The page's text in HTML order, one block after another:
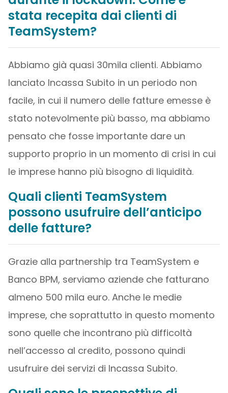
stata recepita dai clienti di
TeamSystem?
Abbiamo già quasi 30mila clienti. Abbiamo
lanciato Incassa Subito in un periodo non
facile, in cui il numero delle fatture emesse è
stato notevolmente più basso, ma abbiamo
pensato che fosse importante dare un
supporto proprio in un momento di crisi in cui
le imprese hanno più bisogno di liquidità.
Quali clienti TeamSystem
possono usufruire dell’anticipo
delle fatture?
Grazie alla partnership tra TeamSystem e
Banco BPM, serviamo aziende che fatturano
almeno 500 mila euro. Anche le medie
imprese, che soprattutto in questo momento
sono quelle che incontrano più difficoltà
nell’accesso al credito, possono quindi
usufruire dei servizi di Incassa Subito.